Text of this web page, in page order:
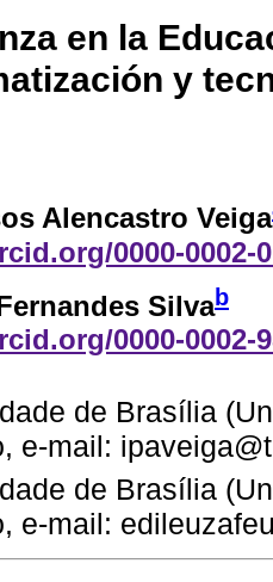
en la
y
Alencastro Veiga
0000-0002-
Silvab
0000-0002-
de Brasília
e-mail:
de Brasília
e-mail: